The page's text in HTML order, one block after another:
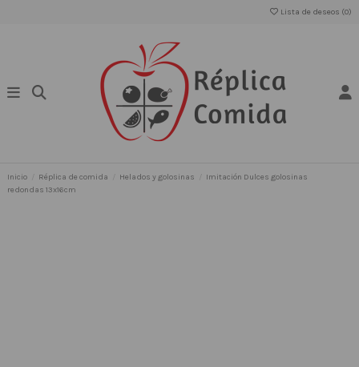
Lista de deseos (0)
Inicio Réplica de comida Helados y golosinas
Imitación Dulces golosinas
redondas 13x16cm